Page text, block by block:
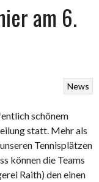
am 6.
News
schönem
statt. Mehr als
Tennisplätzen
können die Teams
Raith) den einen